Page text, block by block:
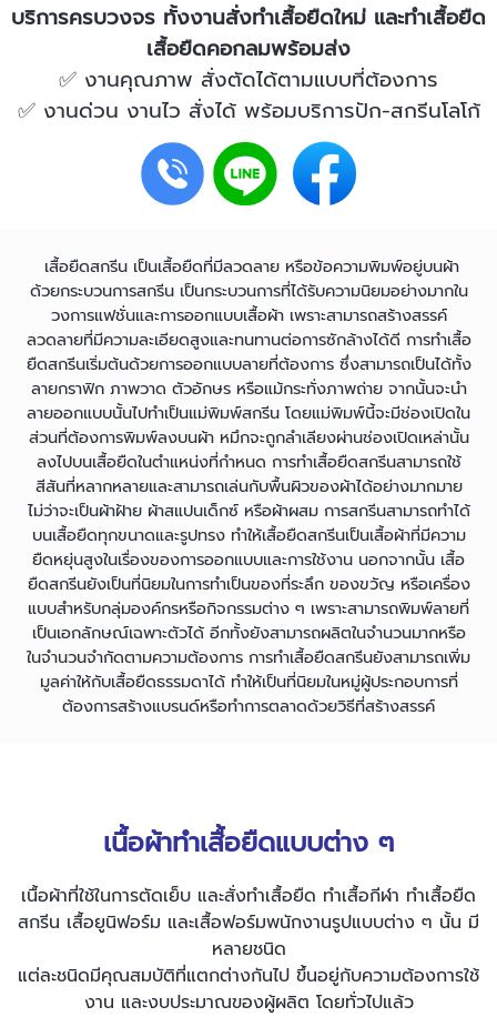
บริการครบวงจร ทั้งงานสั่งทำเสื้อยืดใหม่ และทำเสื้อยืด
เสื้อยืดคอกลมพร้อมส่ง
✅ งานคุณภาพ สั่งตัดได้ตามแบบที่ต้องการ
✅งานด่วน งานไว สั่งได้ พร้อมบริการปัก-สกรีนโลโก้
เสื้อยืดสกรีน เป็นเสื้อยืดที่มีลวดลาย หรือข้อความพิมพ์อยู่บนผ้า
ด้วยกระบวนการสกรีน เป็นกระบวนการที่ได้รับความนิยมอย่างมากใน
วงการแฟชั่นและการออกแบบเสื้อผ้า เพราะสามารถสร้างสรรค์
ลวดลายที่มีความละเอียดสูงและทนทานต่อการซักล้างได้ดี การทำเสื้อ
ยืดสกรีนเริ่มต้นด้วยการออกแบบลายที่ต้องการ ซึ่งสามารถเป็นได้ทั้ง
ลายกราฟิก ภาพวาด ตัวอักษร หรือแม้กระทั่งภาพถ่าย จากนั้นจะนำ
ลายออกแบบนั้นไปทำเป็นแม่พิมพ์สกรีน โดยแม่พิมพ์นี้จะมีช่องเปิดใน
ส่วนที่ต้องการพิมพ์ลงบนผ้า หมึกจะถูกลำเลียงผ่านช่องเปิดเหล่านั้น
ลงไปบนเสื้อยืดในตำแหน่งที่กำหนด การทำเสื้อยืดสกรีนสามารถใช้
สีสันที่หลากหลายและสามารถเล่นกับพื้นผิวของผ้าได้อย่างมากมาย
ไม่ว่าจะเป็นผ้าฝ้าย ผ้าสแปนเด็กซ์ หรือผ้าผสม การสกรีนสามารถทำได้
บนเสื้อยืดทุกขนาดและรูปทรง ทำให้เสื้อยืดสกรีนเป็นเสื้อผ้าที่มีความ
ยืดหยุ่นสูงในเรื่องของการออกแบบและการใช้งาน นอกจากนั้น เสื้อ
ยืดสกรีนยังเป็นที่นิยมในการทำเป็นของที่ระลึก ของขวัญ หรือเครื่อง
แบบสำหรับกลุ่มองค์กรหรือกิจกรรมต่าง ๆ เพราะสามารถพิมพ์ลายที่
เป็นเอกลักษณ์เฉพาะตัวได้ อีกทั้งยังสามารถผลิตในจำนวนมากหรือ
ในจำนวนจำกัดตามความต้องการ การทำเสื้อยืดสกรีนยังสามารถเพิ่ม
มูลค่าให้กับเสื้อยืดธรรมดาได้ ทำให้เป็นที่นิยมในหมู่ผู้ประกอบการที่
ต้องการสร้างแบรนด์หรือทำการตลาดด้วยวิธีที่สร้างสรรค์
เนื้อผ้าทำเสื้อยืดแบบต่าง ๆ
เนื้อผ้าที่ใช้ในการตัดเย็บ และสั่งทำเสื้อยืด ทำเสื้อกีฬา ทําเสื้อยืด
สกรีน เสื้อยูนิฟอร์ม และเสื้อฟอร์มพนักงานรูปแบบต่าง ๆ นั้น มี
หลายชนิด
แต่ละชนิดมีคุณสมบัติที่แตกต่างกันไป ขึ้นอยู่กับความต้องการใช้
งาน และงบประมาณของผู้ผลิต โดยทั่วไปแล้ว